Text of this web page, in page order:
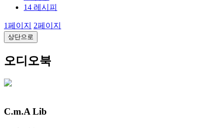
14 레시피
1페이지 2페이지
상단으로
오디오북
C.m.A Lib